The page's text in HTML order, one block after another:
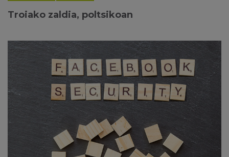
Troiako zaldia, poltsikoan